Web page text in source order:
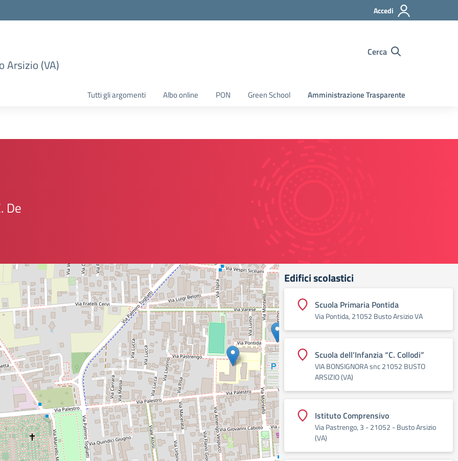
Accedi
Arsizio (VA)
Cerca
Tutti gli argomenti Albo online PON Green School Amministrazione Trasparente
De
Edifici scolastici
Scuola Primaria Pontida
Via Pontida, 21052 Busto Arsizio VA
Scuola dell’Infanzia “C. Collodi”
VIA BONSIGNORA snc 21052 BUSTO
ARSIZIO (VA)
Istituto Comprensivo
Via Pastrengo, 3 - 21052 - Busto Arsizio
(VA)